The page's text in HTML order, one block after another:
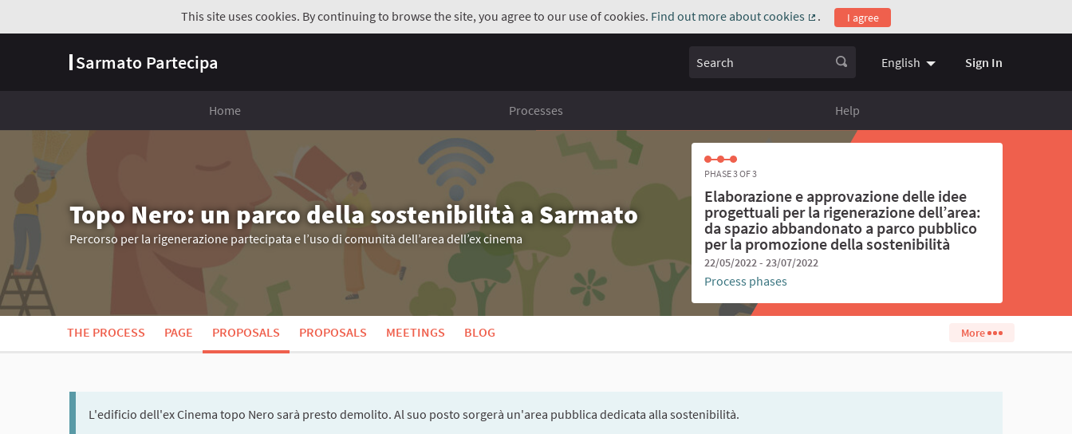
This site uses cookies. By continuing to browse the site, you agree to our use of cookies. Find out more about cookies
(External link)
. I agree
Sarmato Partecipa Search English Choose language
Sign In
Home Processes Help
Topo Nero: un parco della sostenibilità a Sarmato
Percorso per la rigenerazione partecipata e l’uso di comunità dell’area dell’ex cinema
PHASE 3 OF 3
Elaborazione e approvazione delle idee
progettuali per la rigenerazione dell’area:
da spazio abbandonato a parco pubblico
per la promozione della sostenibilità
22/05/2022 - 23/07/2022
Process phases
THE PROCESS PAGE PROPOSALS PROPOSALS MEETINGS BLOG More
L'edificio dell'ex Cinema topo Nero sarà presto demolito. Al suo posto sorgerà un'area pubblica dedicata alla sostenibilità.